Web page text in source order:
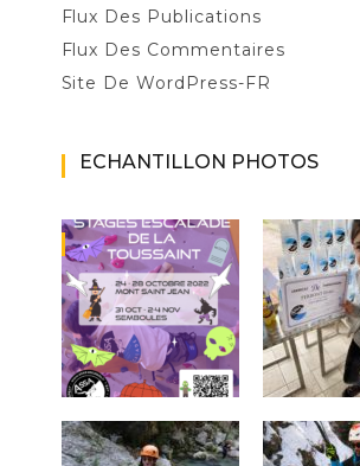
Flux Des Publications
Flux Des Commentaires
Site De WordPress-FR
ECHANTILLON PHOTOS